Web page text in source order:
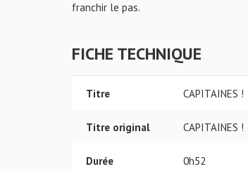
franchir le pas.
FICHE TECHNIQUE
Titre CAPITAINES !
Titre original CAPITAINES !
Durée 0h52